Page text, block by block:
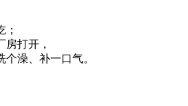
打开，
澡、补一口气。